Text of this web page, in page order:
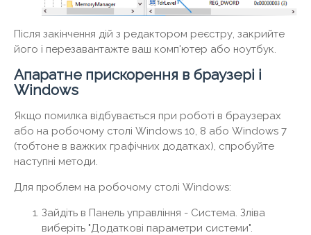
Після закінчення дій з редактором реєстру, закрийте
його і перезавантажте ваш комп'ютер або ноутбук.
Апаратне прискорення в браузері і
Windows
Якщо помилка відбувається при роботі в браузерах
або на робочому столі Windows 10, 8 або Windows 7
(тобтоне в важких графічних додатках), спробуйте
наступні методи.
Для проблем на робочому столі Windows:
Зайдіть в Панель управління - Система. Зліва
виберіть "Додаткові параметри системи".